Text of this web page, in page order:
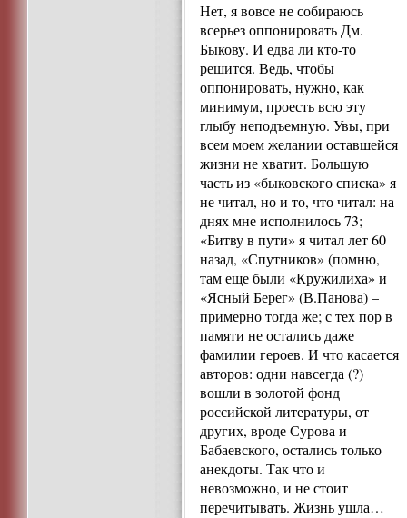
Нет, я вовсе не собираюсь
всерьез оппонировать Дм.
Быкову. И едва ли кто-то
решится. Ведь, чтобы
оппонировать, нужно, как
минимум, проесть всю эту
глыбу неподъемную. Увы, при
всем моем желании оставшейся
жизни не хватит. Большую
часть из «быковского списка» я
не читал, но и то, что читал: на
днях мне исполнилось 73;
«Битву в пути» я читал лет 60
назад, «Спутников» (помню,
там еще были «Кружилиха» и
«Ясный Берег» (В.Панова) –
примерно тогда же; с тех пор в
памяти не остались даже
фамилии героев. И что касается
авторов: одни навсегда (?)
вошли в золотой фонд
российской литературы, от
других, вроде Сурова и
Бабаевского, остались только
анекдоты. Так что и
невозможно, и не стоит
перечитывать. Жизнь ушла…